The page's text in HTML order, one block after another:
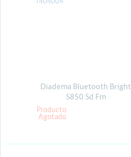
Conectividad y Redes
Diadema Bluetooth Bright
S850 Sd Fm
Producto
Agotado